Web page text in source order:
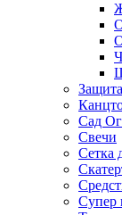
Сад
Свечи
Сетка
Супер